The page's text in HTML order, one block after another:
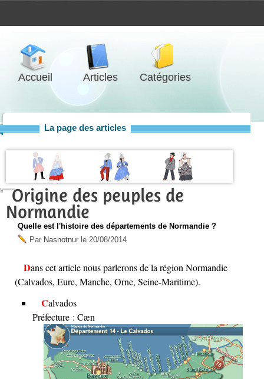
Accueil Articles Catégories
La page des articles
Origine des peuples de
Normandie
Quelle est l'histoire des départements de Normandie ?
Par Nasnotnur le 20/08/2014
Dans cet article nous parlerons de la région Normandie
(Calvados, Eure, Manche, Orne, Seine-Maritime).
Calvados
Préfecture : Cæn